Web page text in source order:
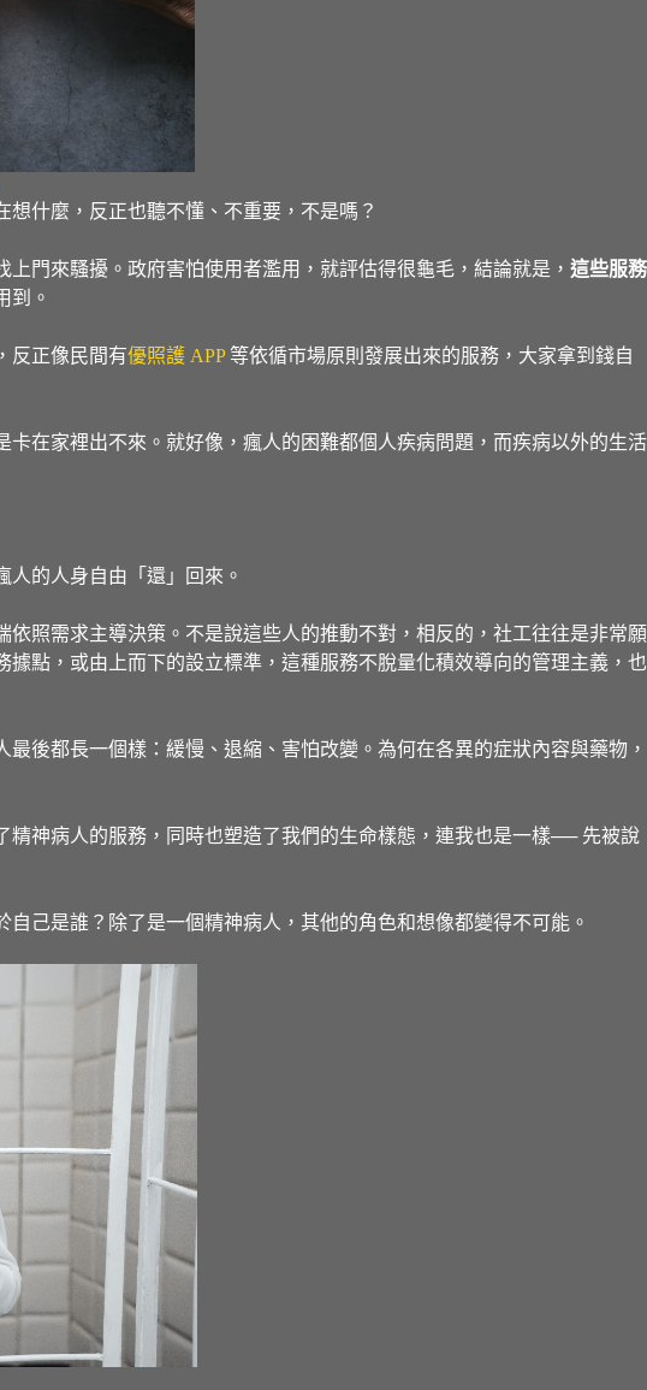
什麼，反正也聽不懂、不重要，不是嗎？
門來騷擾。政府害怕使用者濫用，就評估得很龜毛，結論就是， 這些服務
到。
反正像民間有優照護 APP等依循市場原則發展出來的服務，大家拿到錢自
在家裡出不來。就好像，瘋人的困難都個人疾病問題，而疾病以外的生活
的人身自由「還」回來。
照需求主導決策。不是說這些人的推動不對，相反的，社工往往是非常願
點，或由上而下的設立標準，這種服務不脫量化積效導向的管理主義，也
後都長一個樣：緩慢、退縮、害怕改變。為何在各異的症狀內容與藥物，
神病人的服務，同時也塑造了我們的生命樣態，連我也是一樣── 先被說
己是誰？除了是一個精神病人，其他的角色和想像都變得不可能。